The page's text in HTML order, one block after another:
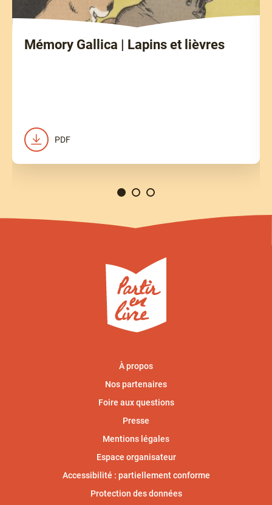
Mémory Gallica | Lapins et lièvres
PDF
À propos
Nos partenaires
Foire aux questions
Presse
Mentions légales
Espace organisateur
Accessibilité : partiellement conforme
Protection des données